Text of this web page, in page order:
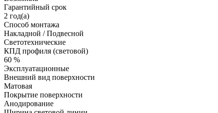
Гарантийный срок
2 год(а)
Способ монтажа
Накладной / Подвесной
Светотехнические
КПД профиля (cветовой)
60 %
Эксплуатационные
Внешний вид поверхности
Матовая
Покрытие поверхности
Анодирование